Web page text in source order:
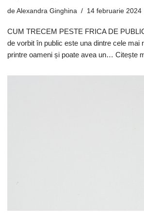
de Alexandra Ginghina 14 februarie 2024
CUM TRECEM PESTE FRICA DE
de vorbit în public este una dintre cele mai
printre oameni și poate avea un… Citește